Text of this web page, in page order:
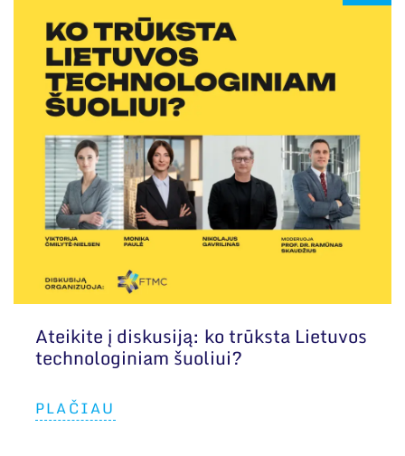
Ateikite į diskusiją: ko trūksta Lietuvos
technologiniam šuoliui?
PLAČIAU